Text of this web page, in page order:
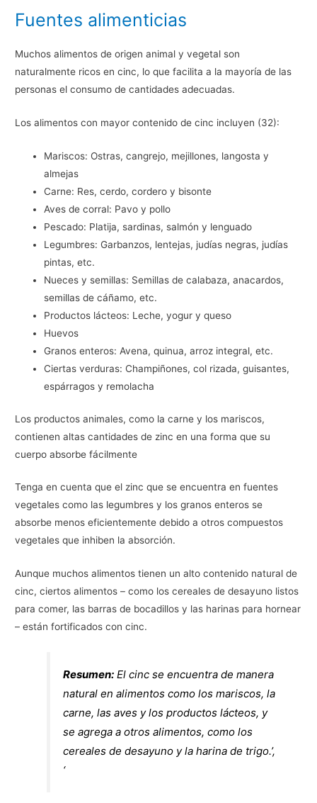
Fuentes alimenticias
Muchos alimentos de origen animal y vegetal son
naturalmente ricos en cinc, lo que facilita a la mayoría de las
personas el consumo de cantidades adecuadas.
Los alimentos con mayor contenido de cinc incluyen (32):
Mariscos: Ostras, cangrejo, mejillones, langosta y
almejas
Carne: Res, cerdo, cordero y bisonte
Aves de corral: Pavo y pollo
Pescado: Platija, sardinas, salmón y lenguado
Legumbres: Garbanzos, lentejas, judías negras, judías
pintas, etc.
Nueces y semillas: Semillas de calabaza, anacardos,
semillas de cáñamo, etc.
Productos lácteos: Leche, yogur y queso
Huevos
Granos enteros: Avena, quinua, arroz integral, etc.
Ciertas verduras: Champiñones, col rizada, guisantes,
espárragos y remolacha
Los productos animales, como la carne y los mariscos,
contienen altas cantidades de zinc en una forma que su
cuerpo absorbe fácilmente
Tenga en cuenta que el zinc que se encuentra en fuentes
vegetales como las legumbres y los granos enteros se
absorbe menos eficientemente debido a otros compuestos
vegetales que inhiben la absorción.
Aunque muchos alimentos tienen un alto contenido natural de
cinc, ciertos alimentos – como los cereales de desayuno listos
para comer, las barras de bocadillos y las harinas para hornear
– están fortificados con cinc.
Resumen: El cinc se encuentra de manera
natural en alimentos como los mariscos, la
carne, las aves y los productos lácteos, y
se agrega a otros alimentos, como los
cereales de desayuno y la harina de trigo.’,
‘